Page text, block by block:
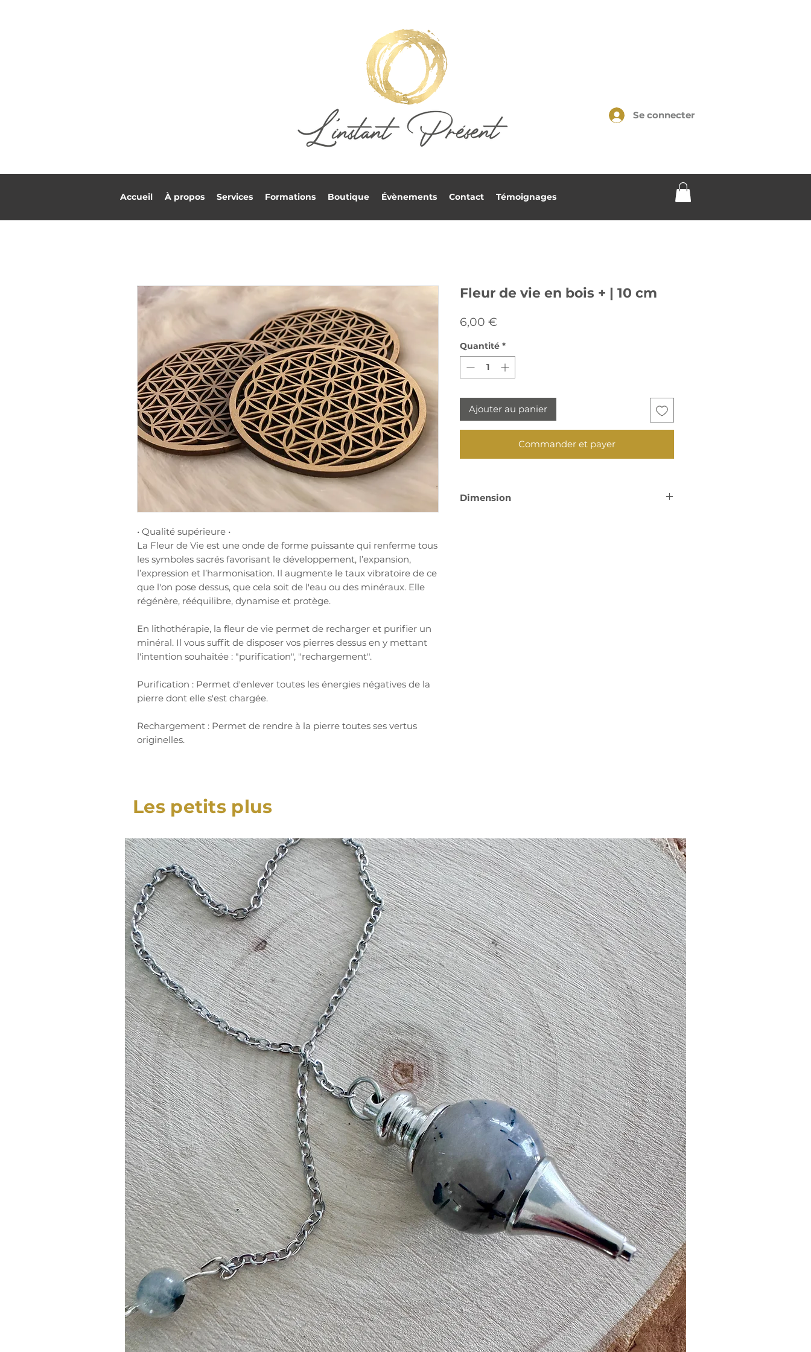
Se connecter
Accueil À propos Services Formations Boutique Évènements Contact Témoignages
• Qualité supérieure •
La Fleur de Vie est une onde de forme puissante qui renferme tous
les symboles sacrés favorisant le développement, l’expansion,
l’expression et l’harmonisation. Il augmente le taux vibratoire de ce
que l'on pose dessus, que cela soit de l'eau ou des minéraux. Elle
régénère, rééquilibre, dynamise et protège.
En lithothérapie, la fleur de vie permet de recharger et purifier un
minéral. Il vous suffit de disposer vos pierres dessus en y mettant
l'intention souhaitée : "purification", "rechargement".
Purification : Permet d'enlever toutes les énergies négatives de la
pierre dont elle s'est chargée.
Rechargement : Permet de rendre à la pierre toutes ses vertus
originelles.
Fleur de vie en bois + | 10 cm
6,00 €Prix
Quantité *
Ajouter au panier
Commander et payer
Dimension
Les petits plus